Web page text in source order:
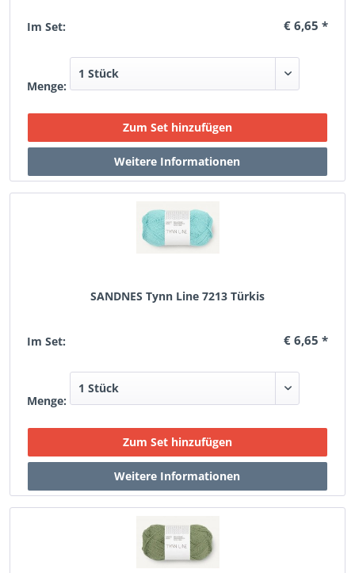
Im Set: € 6,65 *
Menge:
SANDNES Tynn Line 7213 Türkis
Im Set: € 6,65 *
Menge: